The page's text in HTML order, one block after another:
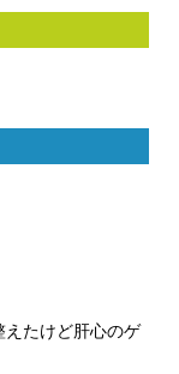
たけど肝心のゲ